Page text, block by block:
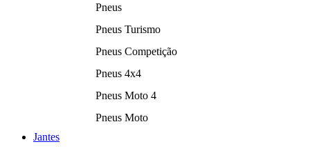
Pneus
Pneus Turismo
Pneus Competição
Pneus 4x4
Pneus Moto 4
Pneus Moto
Jantes